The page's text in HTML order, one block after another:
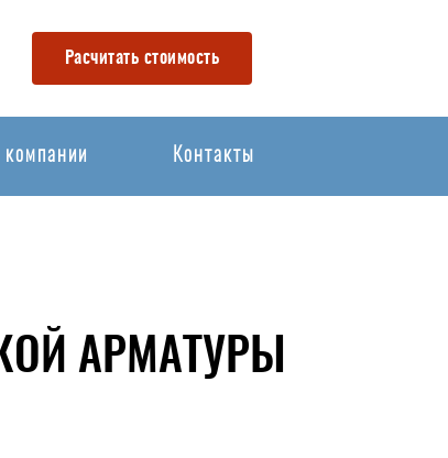
Расчитать стоимость
компании Контакты
АРМАТУРЫ